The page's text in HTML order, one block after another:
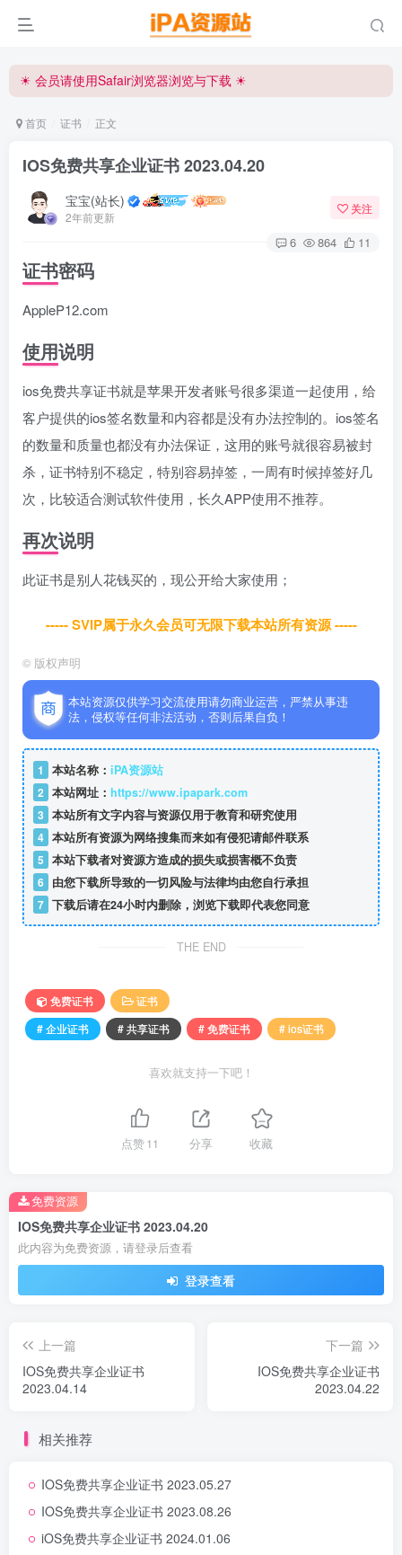
☀ 会员请使用Safair浏览器浏览与下载 ☀
☀ 会员请使用Safair浏览器浏览与下载 ☀
首页 证书 正文
IOS免费共享企业证书 2023.04.20
宝宝(站长)
2年前更新
关注
6 864 11
证书密码
AppleP12.com
使用说明
ios免费共享证书就是苹果开发者账号很多渠道一起使用，给
客户提供的ios签名数量和内容都是没有办法控制的。ios签名
的数量和质量也都没有办法保证，这用的账号就很容易被封
杀，证书特别不稳定，特别容易掉签，一周有时候掉签好几
次，比较适合测试软件使用，长久APP使用不推荐。
再次说明
此证书是别人花钱买的，现公开给大家使用；
----- SVIP属于永久会员可无限下载本站所有资源 -----
© 版权声明
本站资源仅供学习交流使用请勿商业运营，严禁从事违
法，侵权等任何非法活动，否则后果自负！
1 本站名称： iPA资源站
2 本站网址： https://www.ipapark.com
3 本站所有文字内容与资源仅用于教育和研究使用
4 本站所有资源为网络搜集而来如有侵犯请邮件联系
5 本站下载者对资源方造成的损失或损害概不负责
6 由您下载所导致的一切风险与法律均由您自行承担
7 下载后请在24小时内删除，浏览下载即代表您同意
THE END
免费证书
证书
# 企业证书
# 共享证书 # 免费证书 # ios证书
喜欢就支持一下吧！
点赞11 分享 收藏
IOS免费共享企业证书 2023.04.20
此内容为免费资源，请登录后查看
登录查看
免费资源
上一篇
IOS免费共享企业证书
2023.04.14
下一篇
IOS免费共享企业证书
2023.04.22
相关推荐
IOS免费共享企业证书 2023.05.27
IOS免费共享企业证书 2023.08.26
iOS免费共享企业证书 2024.01.06